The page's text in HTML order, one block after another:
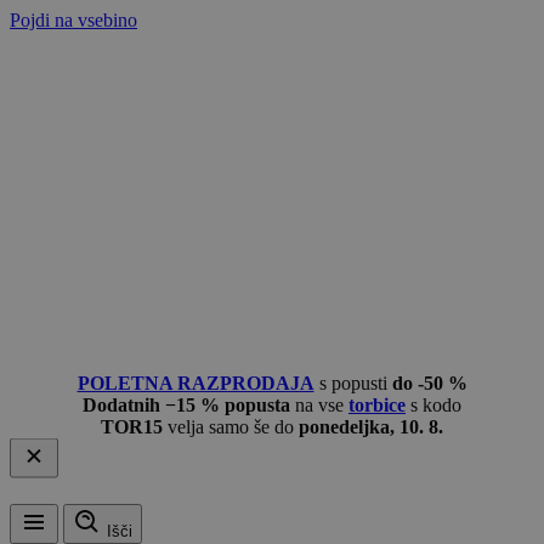
Pojdi na vsebino
POLETNA RAZPRODAJA s popusti do -50 %
Dodatnih −15 % popusta na vse torbice s kodo
TOR15 velja samo še do ponedeljka, 10. 8.
Išči